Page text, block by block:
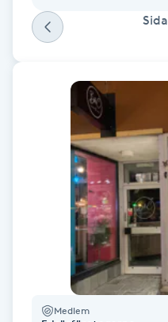
Föning
Gellack med förstärkning
Gravidmassage
Sida
Medlem